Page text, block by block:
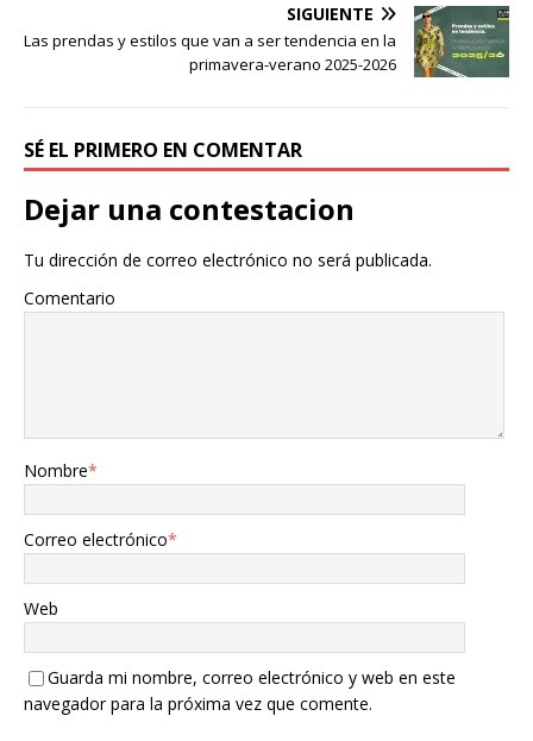
SIGUIENTE
Las prendas y estilos que van a ser tendencia en la
primavera-verano 2025-2026
SÉ EL PRIMERO EN COMENTAR
Dejar una contestacion
Tu dirección de correo electrónico no será publicada.
Comentario
Nombre*
Correo electrónico*
Web
Guarda mi nombre, correo electrónico y web en este
navegador para la próxima vez que comente.